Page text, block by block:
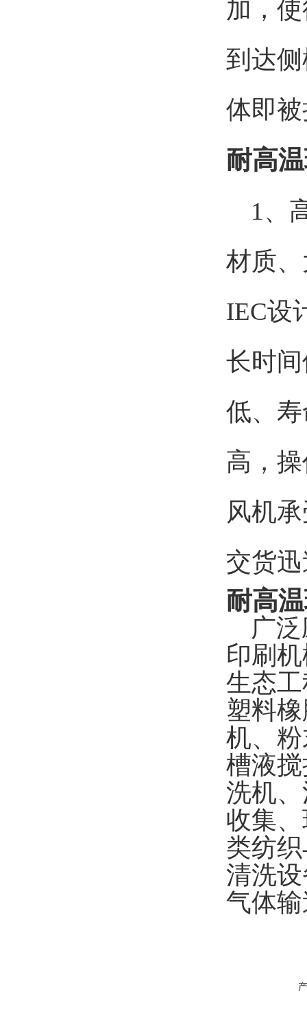
加，
到达
体即
耐高
1、
材质
IEC设
长时
低、
高，
风机
交货
耐高
广泛
印刷
生态
塑料
机、
槽液
洗机
收集
类纺
清洗
气体